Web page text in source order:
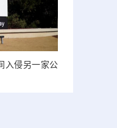
入侵另一家公